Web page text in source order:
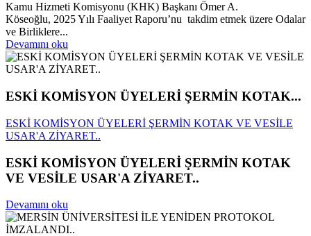
Kamu Hizmeti Komisyonu (KHK) Başkanı Ömer A.
Köseoğlu, 2025 Yılı Faaliyet Raporu’nu takdim etmek üzere Odalar
ve Birliklere...
Devamını oku
ESKİ KOMİSYON ÜYELERİ ŞERMİN KOTAK...
ESKİ KOMİSYON ÜYELERİ ŞERMİN KOTAK VE VESİLE
USAR'A ZİYARET..
ESKİ KOMİSYON ÜYELERİ ŞERMİN KOTAK
VE VESİLE USAR'A ZİYARET..
Devamını oku